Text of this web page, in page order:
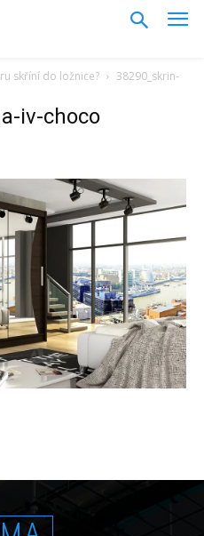
skříní do ložnice?
38290_skrin-
iv-choco